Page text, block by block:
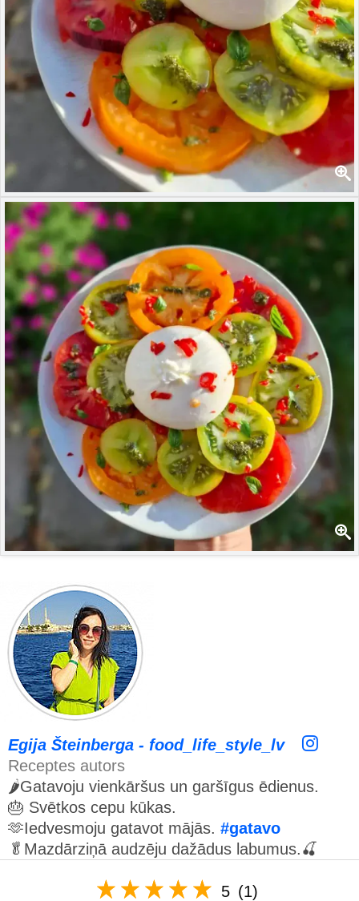
Egija Šteinberga - food_life_style_lv
Receptes autors
🌶Gatavoju vienkāršus un garšīgus ēdienus.
🎂 Svētkos cepu kūkas.
🫶Iedvesmoju gatavot mājās. #gatavo
🥬Mazdārziņā audzēju dažādus labumus.🍒
5 (1)